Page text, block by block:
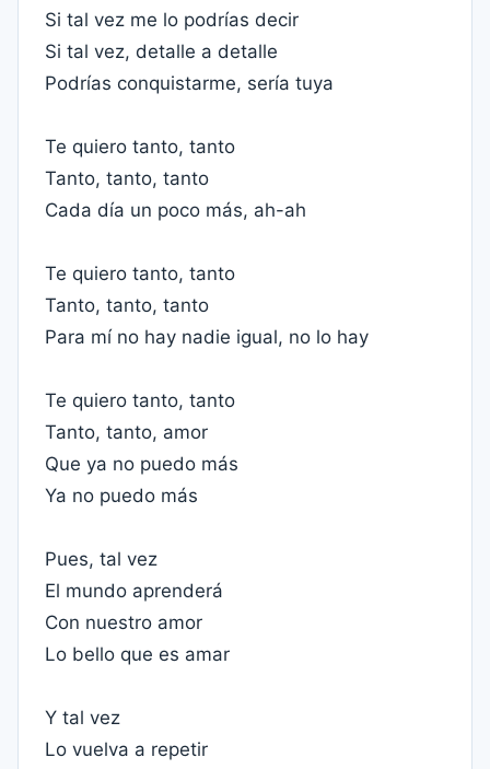
Si tal vez me lo podrías decir
Si tal vez, detalle a detalle
Podrías conquistarme, sería tuya
Te quiero tanto, tanto
Tanto, tanto, tanto
Cada día un poco más, ah-ah
Te quiero tanto, tanto
Tanto, tanto, tanto
Para mí no hay nadie igual, no lo hay
Te quiero tanto, tanto
Tanto, tanto, amor
Que ya no puedo más
Ya no puedo más
Pues, tal vez
El mundo aprenderá
Con nuestro amor
Lo bello que es amar
Y tal vez
Lo vuelva a repetir